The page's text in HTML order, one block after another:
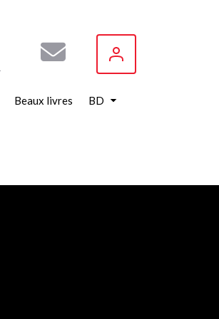
Beaux livres BD